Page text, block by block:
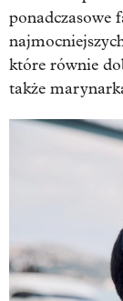
ponadczasowe
które równie
także